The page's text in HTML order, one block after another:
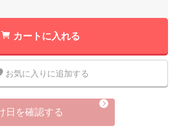
カートに入れる
お気に入りに追加する
日を確認する